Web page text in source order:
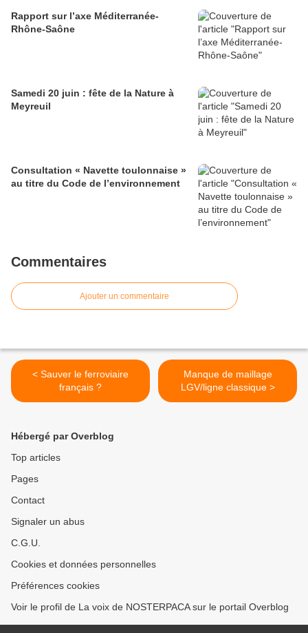
Rapport sur l’axe Méditerranée-
Rhône-Saône
Samedi 20 juin : fête de la Nature à
Meyreuil
Consultation « Navette toulonnaise »
au titre du Code de l’environnement
Commentaires
Ajouter un commentaire
< Sauver le ferroviaire
français ?
Manque de maillage
LGV/ligne classique >
Hébergé par Overblog
Top articles
Pages
Contact
Signaler un abus
C.G.U.
Cookies et données personnelles
Préférences cookies
Voir le profil de La voix de NOSTERPACA sur le portail Overblog